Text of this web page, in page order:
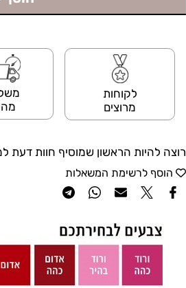
לקוחות
מרוצים
רוצה להיות הראשון שמוסיף חוות דעת
הוסף לרשימת המשאלות